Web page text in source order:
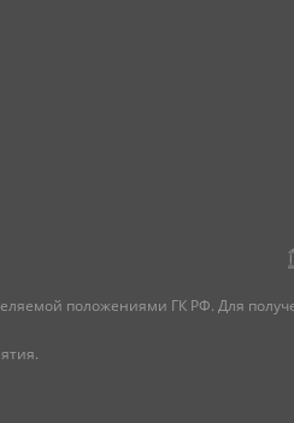
положениями ГК РФ. Для